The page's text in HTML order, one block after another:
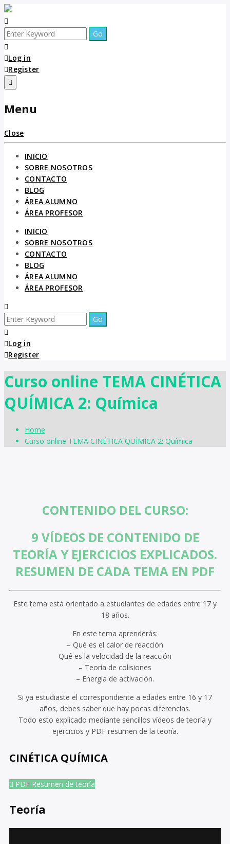
Log in
Register
Menu
Close
INICIO
SOBRE NOSOTROS
CONTACTO
BLOG
ÁREA ALUMNO
ÁREA PROFESOR
INICIO
SOBRE NOSOTROS
CONTACTO
BLOG
ÁREA ALUMNO
ÁREA PROFESOR
Log in
Register
Curso online TEMA CINÉTICA
QUÍMICA 2: Química
Home
Curso online TEMA CINÉTICA QUÍMICA 2: Química
CONTENIDO DEL CURSO:
9 VÍDEOS DE CONTENIDO DE
TEORÍA Y EJERCICIOS EXPLICADOS.
RESUMEN DE CADA TEMA EN PDF
Este tema está orientado a estudiantes de edades entre 17 y
18 años.
En este tema aprenderás:
– Qué es el calor de reacción
Qué es la velocidad de la reacción
– Teoría de colisiones
– Energía de activación.
Si ya estudiaste el correspondiente a edades entre 16 y 17
años, debes saber que hay pocas diferencias.
Todo esto explicado mediante sencillos vídeos de teoría y
ejercicios y PDF resumen de la teoría.
CINÉTICA QUÍMICA
PDF Resumen de teoría
Teoría